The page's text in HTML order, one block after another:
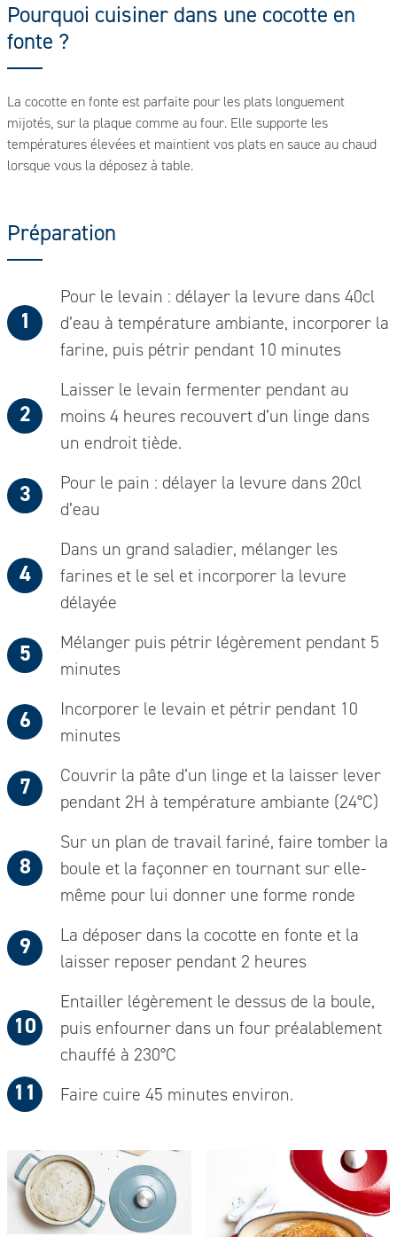
Préparation
Pour le levain : délayer la levure dans 40cl
d’eau à température ambiante, incorporer la
farine, puis pétrir pendant 10 minutes
Laisser le levain fermenter pendant au
moins 4 heures recouvert d’un linge dans
un endroit tiède.
Pour le pain : délayer la levure dans 20cl
d’eau
Dans un grand saladier, mélanger les
farines et le sel et incorporer la levure
délayée
Mélanger puis pétrir légèrement pendant 5
minutes
Incorporer le levain et pétrir pendant 10
minutes
Couvrir la pâte d’un linge et la laisser lever
pendant 2H à température ambiante (24°C)
Sur un plan de travail fariné, faire tomber la
boule et la façonner en tournant sur elle-
même pour lui donner une forme ronde
La déposer dans la cocotte en fonte et la
laisser reposer pendant 2 heures
Entailler légèrement le dessus de la boule,
puis enfourner dans un four préalablement
chauffé à 230°C
Faire cuire 45 minutes environ.
Pourquoi cuisiner dans une cocotte en
fonte ?
La cocotte en fonte est parfaite pour les plats longuement
mijotés, sur la plaque comme au four. Elle supporte les
températures élevées et maintient vos plats en sauce au chaud
lorsque vous la déposez à table.